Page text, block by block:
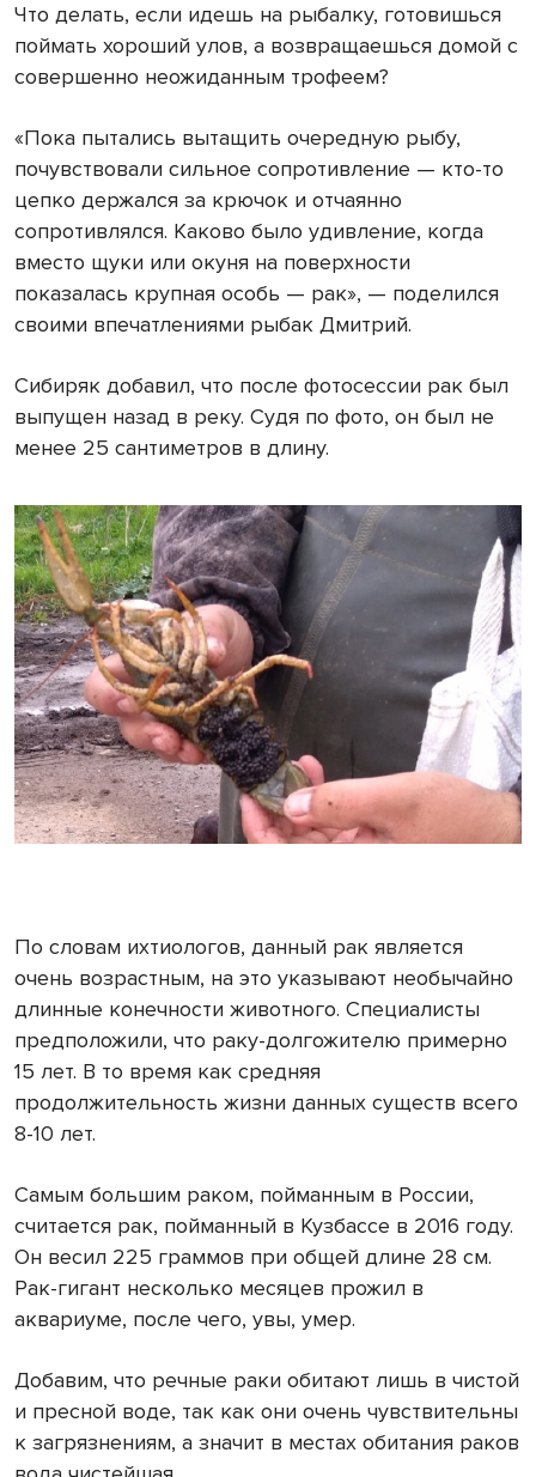
Что делать, если идешь на рыбалку, готовишься
поймать хороший улов, а возвращаешься домой с
совершенно неожиданным трофеем?
«Пока пытались вытащить очередную рыбу,
почувствовали сильное сопротивление — кто-то
цепко держался за крючок и отчаянно
сопротивлялся. Каково было удивление, когда
вместо щуки или окуня на поверхности
показалась крупная особь — рак», — поделился
своими впечатлениями рыбак Дмитрий.
Сибиряк добавил, что после фотосессии рак был
выпущен назад в реку. Судя по фото, он был не
менее 25 сантиметров в длину.
По словам ихтиологов, данный рак является
очень возрастным, на это указывают необычайно
длинные конечности животного. Специалисты
предположили, что раку-долгожителю примерно
15 лет. В то время как средняя
продолжительность жизни данных существ всего
8-10 лет.
Самым большим раком, пойманным в России,
считается рак, пойманный в Кузбассе в 2016 году.
Он весил 225 граммов при общей длине 28 см.
Рак-гигант несколько месяцев прожил в
аквариуме, после чего, увы, умер.
Добавим, что речные раки обитают лишь в чистой
и пресной воде, так как они очень чувствительны
к загрязнениям, а значит в местах обитания раков